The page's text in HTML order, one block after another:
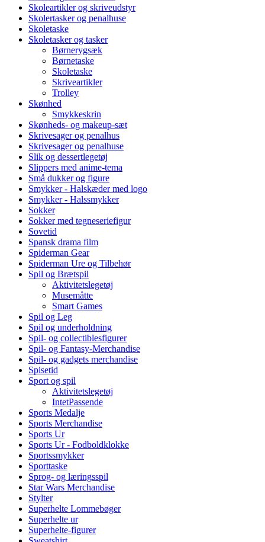
Skoleartikler og skriveudstyr
Skolertasker og penalhuse
Skoletaske
Skoletasker og tasker
Børnerygsæk
Børnetaske
Skoletaske
Skriveartikler
Trolley
Skønhed
Smykkeskrin
Skønheds- og makeup-sæt
Skrivesager og penalhus
Skrivesager og penalhuse
Slik og dessertlegetøj
Slippers med anime-tema
Små dukker og figure
Smykker - Halskæder med logo
Smykker - Halssmykker
Sokker
Sokker med tegneseriefigur
Sovetid
Spansk drama film
Spiderman Gear
Spiderman Ure og Tilbehør
Spil og Brætspil
Aktivitetslegetøj
Musemåtte
Smart Games
Spil og Leg
Spil og underholdning
Spil- og collectiblesfigurer
Spil- og Fantasy-Merchandise
Spil- og gadgets merchandise
Spisetid
Sport og spil
Aktivitetslegetøj
IntetPassende
Sports Medalje
Sports Merchandise
Sports Ur
Sports Ur - Fodboldklokke
Sportssmykker
Sporttaske
Sprog- og læringsspil
Star Wars Merchandise
Stylter
Superhelte Lommebøger
Superhelte ur
Superhelte-figurer